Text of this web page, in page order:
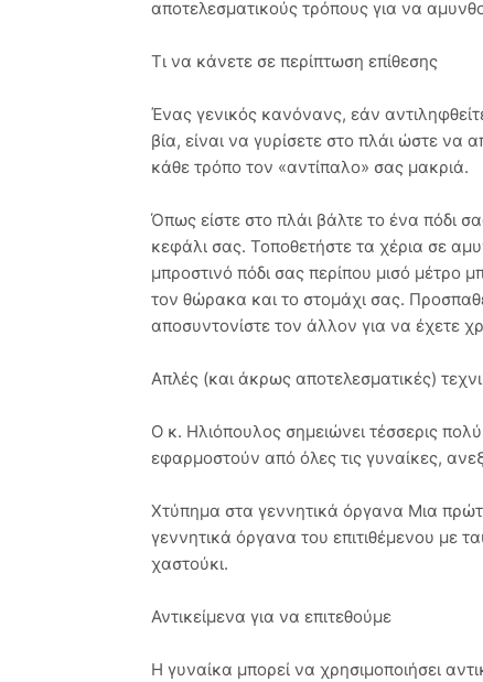
αποτελεσματικούς τρόπους για να
Τι να κάνετε σε περίπτωση επίθεσης
Ένας γενικός κανόνανς, εάν
βία, είναι να γυρίσετε στο πλάι ώστε να
κάθε τρόπο τον «αντίπαλο» σας μακριά.
Όπως είστε στο πλάι βάλτε το ένα πόδι
κεφάλι σας. Τοποθετήστε τα χέρια σε
μπροστινό πόδι σας περίπου μισό μέτρο
τον θώρακα και το στομάχι σας.
αποσυντονίστε τον άλλον για να έχετε
Απλές (και άκρως αποτελεσματικές)
Ο κ. Ηλιόπουλος σημειώνει τέσσερις
εφαρμοστούν από όλες τις γυναίκες,
Χτύπημα στα γεννητικά όργανα Μια
γεννητικά όργανα του επιτιθέμενου με
χαστούκι.
Αντικείμενα για να επιτεθούμε
Η γυναίκα μπορεί να χρησιμοποιήσει